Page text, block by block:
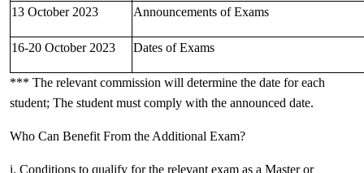
13 October 2023 Announcements of Exams
16-20 October 2023 Dates of Exams
*** The relevant commission will determine the date for each
student; The student must comply with the announced date.
Who Can Benefit From the Additional Exam?
i. Conditions to qualify for the relevant exam as a Master or